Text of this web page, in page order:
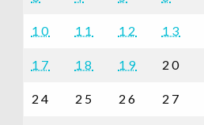
10 11 12 13
17 18 19 20
24 25 26 27